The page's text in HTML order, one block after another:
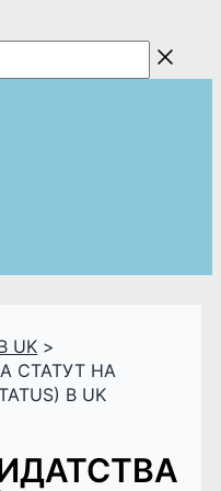
UK
СТАТУТ НА
В UK